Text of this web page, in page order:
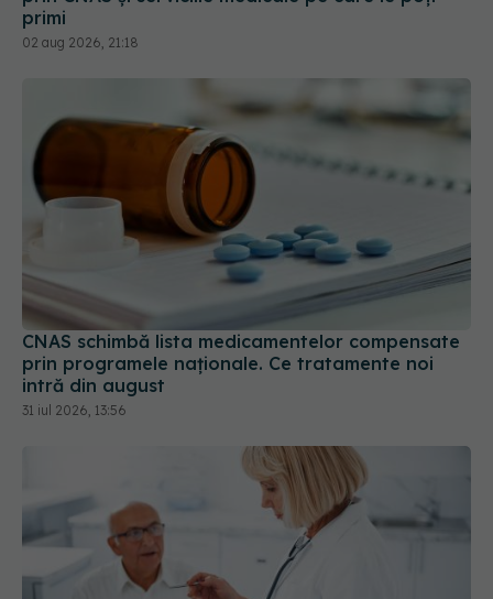
CNAS schimbă lista medicamentelor compensate
prin programele naționale. Ce tratamente noi
intră din august
31 iul 2026, 13:56